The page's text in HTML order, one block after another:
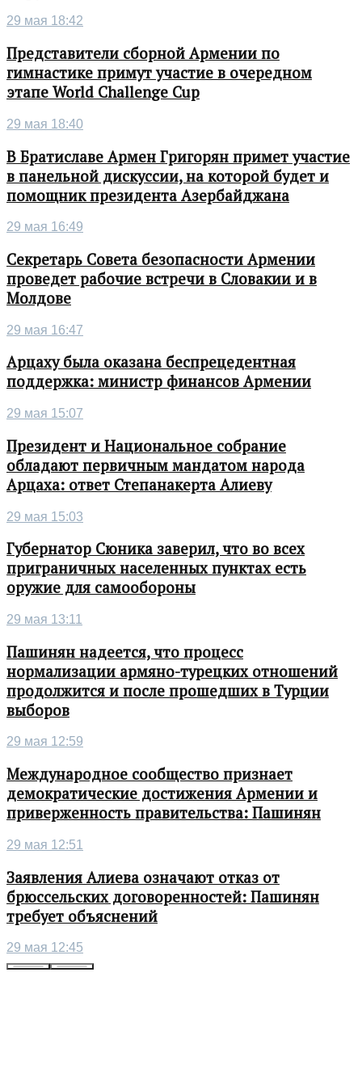
29 мая 18:42
Представители сборной Армении по
гимнастике примут участие в очередном
этапе World Challenge Cup
29 мая 18:40
В Братиславе Армен Григорян примет участие
в панельной дискуссии, на которой будет и
помощник президента Азербайджана
29 мая 16:49
Секретарь Совета безопасности Армении
проведет рабочие встречи в Словакии и в
Молдове
29 мая 16:47
Арцаху была оказана беспрецедентная
поддержка: министр финансов Армении
29 мая 15:07
Президент и Национальное собрание
обладают первичным мандатом народа
Арцаха: ответ Степанакерта Алиеву
29 мая 15:03
Губернатор Сюника заверил, что во всех
приграничных населенных пунктах есть
оружие для самообороны
29 мая 13:11
Пашинян надеется, что процесс
нормализации армяно-турецких отношений
продолжится и после прошедших в Турции
выборов
29 мая 12:59
Международное сообщество признает
демократические достижения Армении и
приверженность правительства: Пашинян
29 мая 12:51
Заявления Алиева означают отказ от
брюссельских договоренностей: Пашинян
требует объяснений
29 мая 12:45